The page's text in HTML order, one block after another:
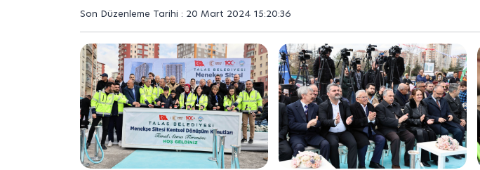
Son Düzenleme Tarihi : 20 Mart 2024 15:20:36